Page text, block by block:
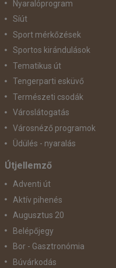
Nyaralóprogram
Síút
Sport mérkőzések
Sportos kirándulások
Tematikus út
Tengerparti esküvő
Természeti csodák
Városlátogatás
Városnéző programok
Üdülés - nyaralás
Útjellemző
Adventi út
Aktív pihenés
Augusztus 20
Belépőjegy
Bor - Gasztronómia
Búvárkodás